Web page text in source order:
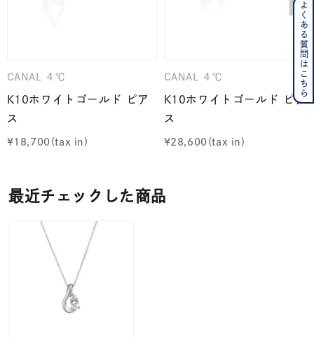
CANAL ４℃
K10ホワイトゴールド ピア
ス
¥18,700
CANAL ４℃
K10ホワイトゴールド ピア
ス
¥28,600
最近チェックした商品
よくある質問はこちら